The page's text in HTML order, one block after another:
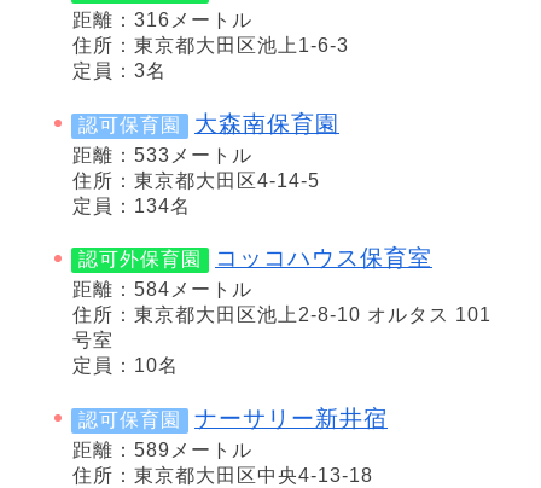
距離：316メートル
住所：東京都大田区池上1-6-3
定員：3名
認可保育園 大森南保育園
距離：533メートル
住所：東京都大田区4-14-5
定員：134名
認可外保育園 コッコハウス保育室
距離：584メートル
住所：東京都大田区池上2-8-10 オルタス 101
号室
定員：10名
認可保育園 ナーサリー新井宿
距離：589メートル
住所：東京都大田区中央4-13-18